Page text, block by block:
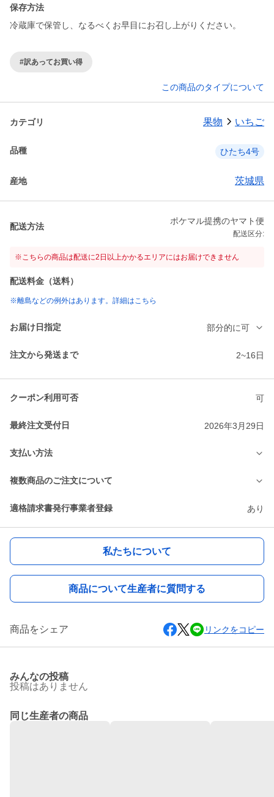
保存方法
冷蔵庫で保管し、なるべくお早目にお召し上がりください。
#訳あってお買い得
この商品のタイプについて
カテゴリ 果物 いちご
品種 ひたち4号
産地 茨城県
配送方法
ポケマル提携のヤマト便
配送区分:
※こちらの商品は配送に2日以上かかるエリアにはお届けできません
配送料金（送料）
※離島などの例外はあります。詳細はこちら
お届け日指定 部分的に可
注文から発送まで 2~16日
クーポン利用可否 可
最終注文受付日 2026年3月29日
支払い方法
複数商品のご注文について
適格請求書発行事業者登録 あり
私たちについて
商品について生産者に質問する
商品をシェア リンクをコピー
みんなの投稿
投稿はありません
同じ生産者の商品